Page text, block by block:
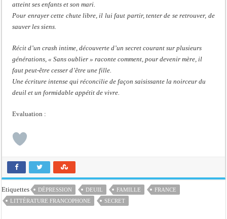
atteint ses enfants et son mari.
Pour enrayer cette chute libre, il lui faut partir, tenter de se retrouver, de
sauver les siens.
Récit d’un crash intime, découverte d’un secret courant sur plusieurs
générations, « Sans oublier » raconte comment, pour devenir mère, il
faut peut-être cesser d’être une fille.
Une écriture intense qui réconcilie de façon saisissante la noirceur du
deuil et un formidable appétit de vivre.
Evaluation :
Etiquettes DÉPRESSION DEUIL FAMILLE
FRANCE
LITTÉRATURE FRANCOPHONE
SECRET